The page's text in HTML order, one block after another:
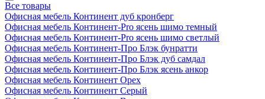
Все товары
Офисная мебель Континент дуб кронберг
Офисная мебель Континент-Pro ясень шимо темный
Офисная мебель Континент-Pro ясень шимо светлый
Офисная мебель Континент-Про Блэк бунратти
Офисная мебель Континент-Про Блэк дуб самдал
Офисная мебель Континент-Про Блэк ясень анкор
Офисная мебель Континент Орех
Офисная мебель Континент Серый